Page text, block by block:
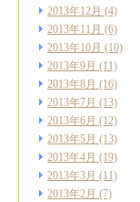
2013年12月 (4)
2013年11月 (6)
2013年10月 (10)
2013年9月 (11)
2013年8月 (16)
2013年7月 (13)
2013年6月 (12)
2013年5月 (13)
2013年4月 (19)
2013年3月 (11)
2013年2月 (7)